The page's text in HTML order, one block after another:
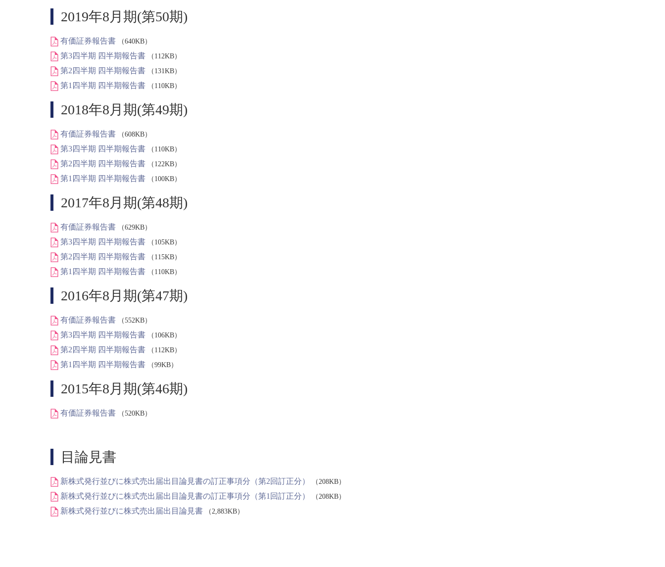
2019年8月期(第50期)
有価証券報告書 （640KB）
第3四半期 四半期報告書 （112KB）
第2四半期 四半期報告書 （131KB）
第1四半期 四半期報告書 （110KB）
2018年8月期(第49期)
有価証券報告書 （608KB）
第3四半期 四半期報告書 （110KB）
第2四半期 四半期報告書 （122KB）
第1四半期 四半期報告書 （100KB）
2017年8月期(第48期)
有価証券報告書 （629KB）
第3四半期 四半期報告書 （105KB）
第2四半期 四半期報告書 （115KB）
第1四半期 四半期報告書 （110KB）
2016年8月期(第47期)
有価証券報告書 （552KB）
第3四半期 四半期報告書 （106KB）
第2四半期 四半期報告書 （112KB）
第1四半期 四半期報告書 （99KB）
2015年8月期(第46期)
有価証券報告書 （520KB）
目論見書
新株式発行並びに株式売出届出目論見書の訂正事項分（第2回訂正分） （208KB）
新株式発行並びに株式売出届出目論見書の訂正事項分（第1回訂正分） （208KB）
新株式発行並びに株式売出届出目論見書 （2,883KB）